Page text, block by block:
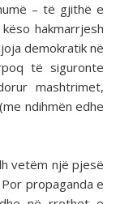
– të gjithë e
hakmarrjesh
demokratik në
të siguronte
mashtrimet,
ndihmën edhe
vetëm një pjesë
propaganda e